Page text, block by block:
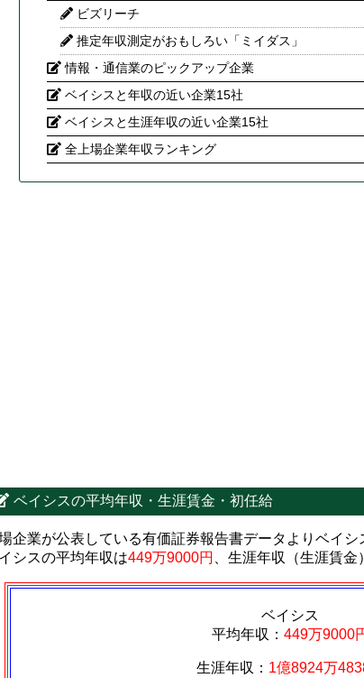
ビズリーチ
推定年収測定がおもしろい「ミイダス」
情報・通信業のピックアップ企業
ベイシスと年収の近い企業15社
ベイシスと生涯年収の近い企業15社
全上場企業年収ランキング
ベイシスの平均年収・生涯賃金・初任給
企業が公表している有価証券報告書データよりベイシ
シスの平均年収は449万9000円 、生涯年収（生涯賃金
ベイシス
平均年収： 449万9000
生涯年収： 1億8924万